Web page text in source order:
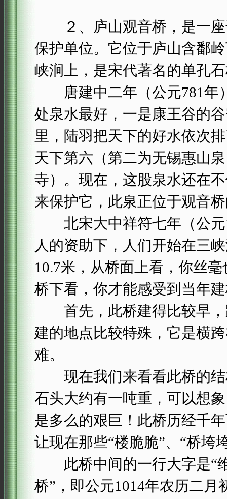
２、庐山观音桥，是一座
保护单位。它位于庐山含鄱
峡涧上，是宋代著名的单孔
唐建中二年（公元781年
处泉水最好，一是康王谷的
里，陆羽把天下的好水依次
天下第六（第二为无锡惠山
寺）。现在，这股泉水还在
来保护它，此泉正位于观音
北宋大中祥符七年（公元
人的资助下，人们开始在三
10.7米，从桥面上看，你丝
桥下看，你才能感受到当年
首先，此桥建得比较早，
建的地点比较特殊，它是横
难。
现在我们来看看此桥的结
石头大约有一吨重，可以想
是多么的艰巨！此桥历经千
让现在那些“楼脆脆”、“桥垮
此桥中间的一行大字是“
桥”，即公元1014年农历二